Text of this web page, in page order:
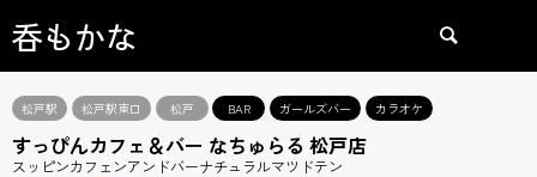
呑もかな
松戸駅 松戸駅東口 松戸 BAR ガールズバー カラオケ
すっぴんカフェ＆バー なちゅらる 松戸店
スッピンカフェンアンドバーナチュラルマツドテン